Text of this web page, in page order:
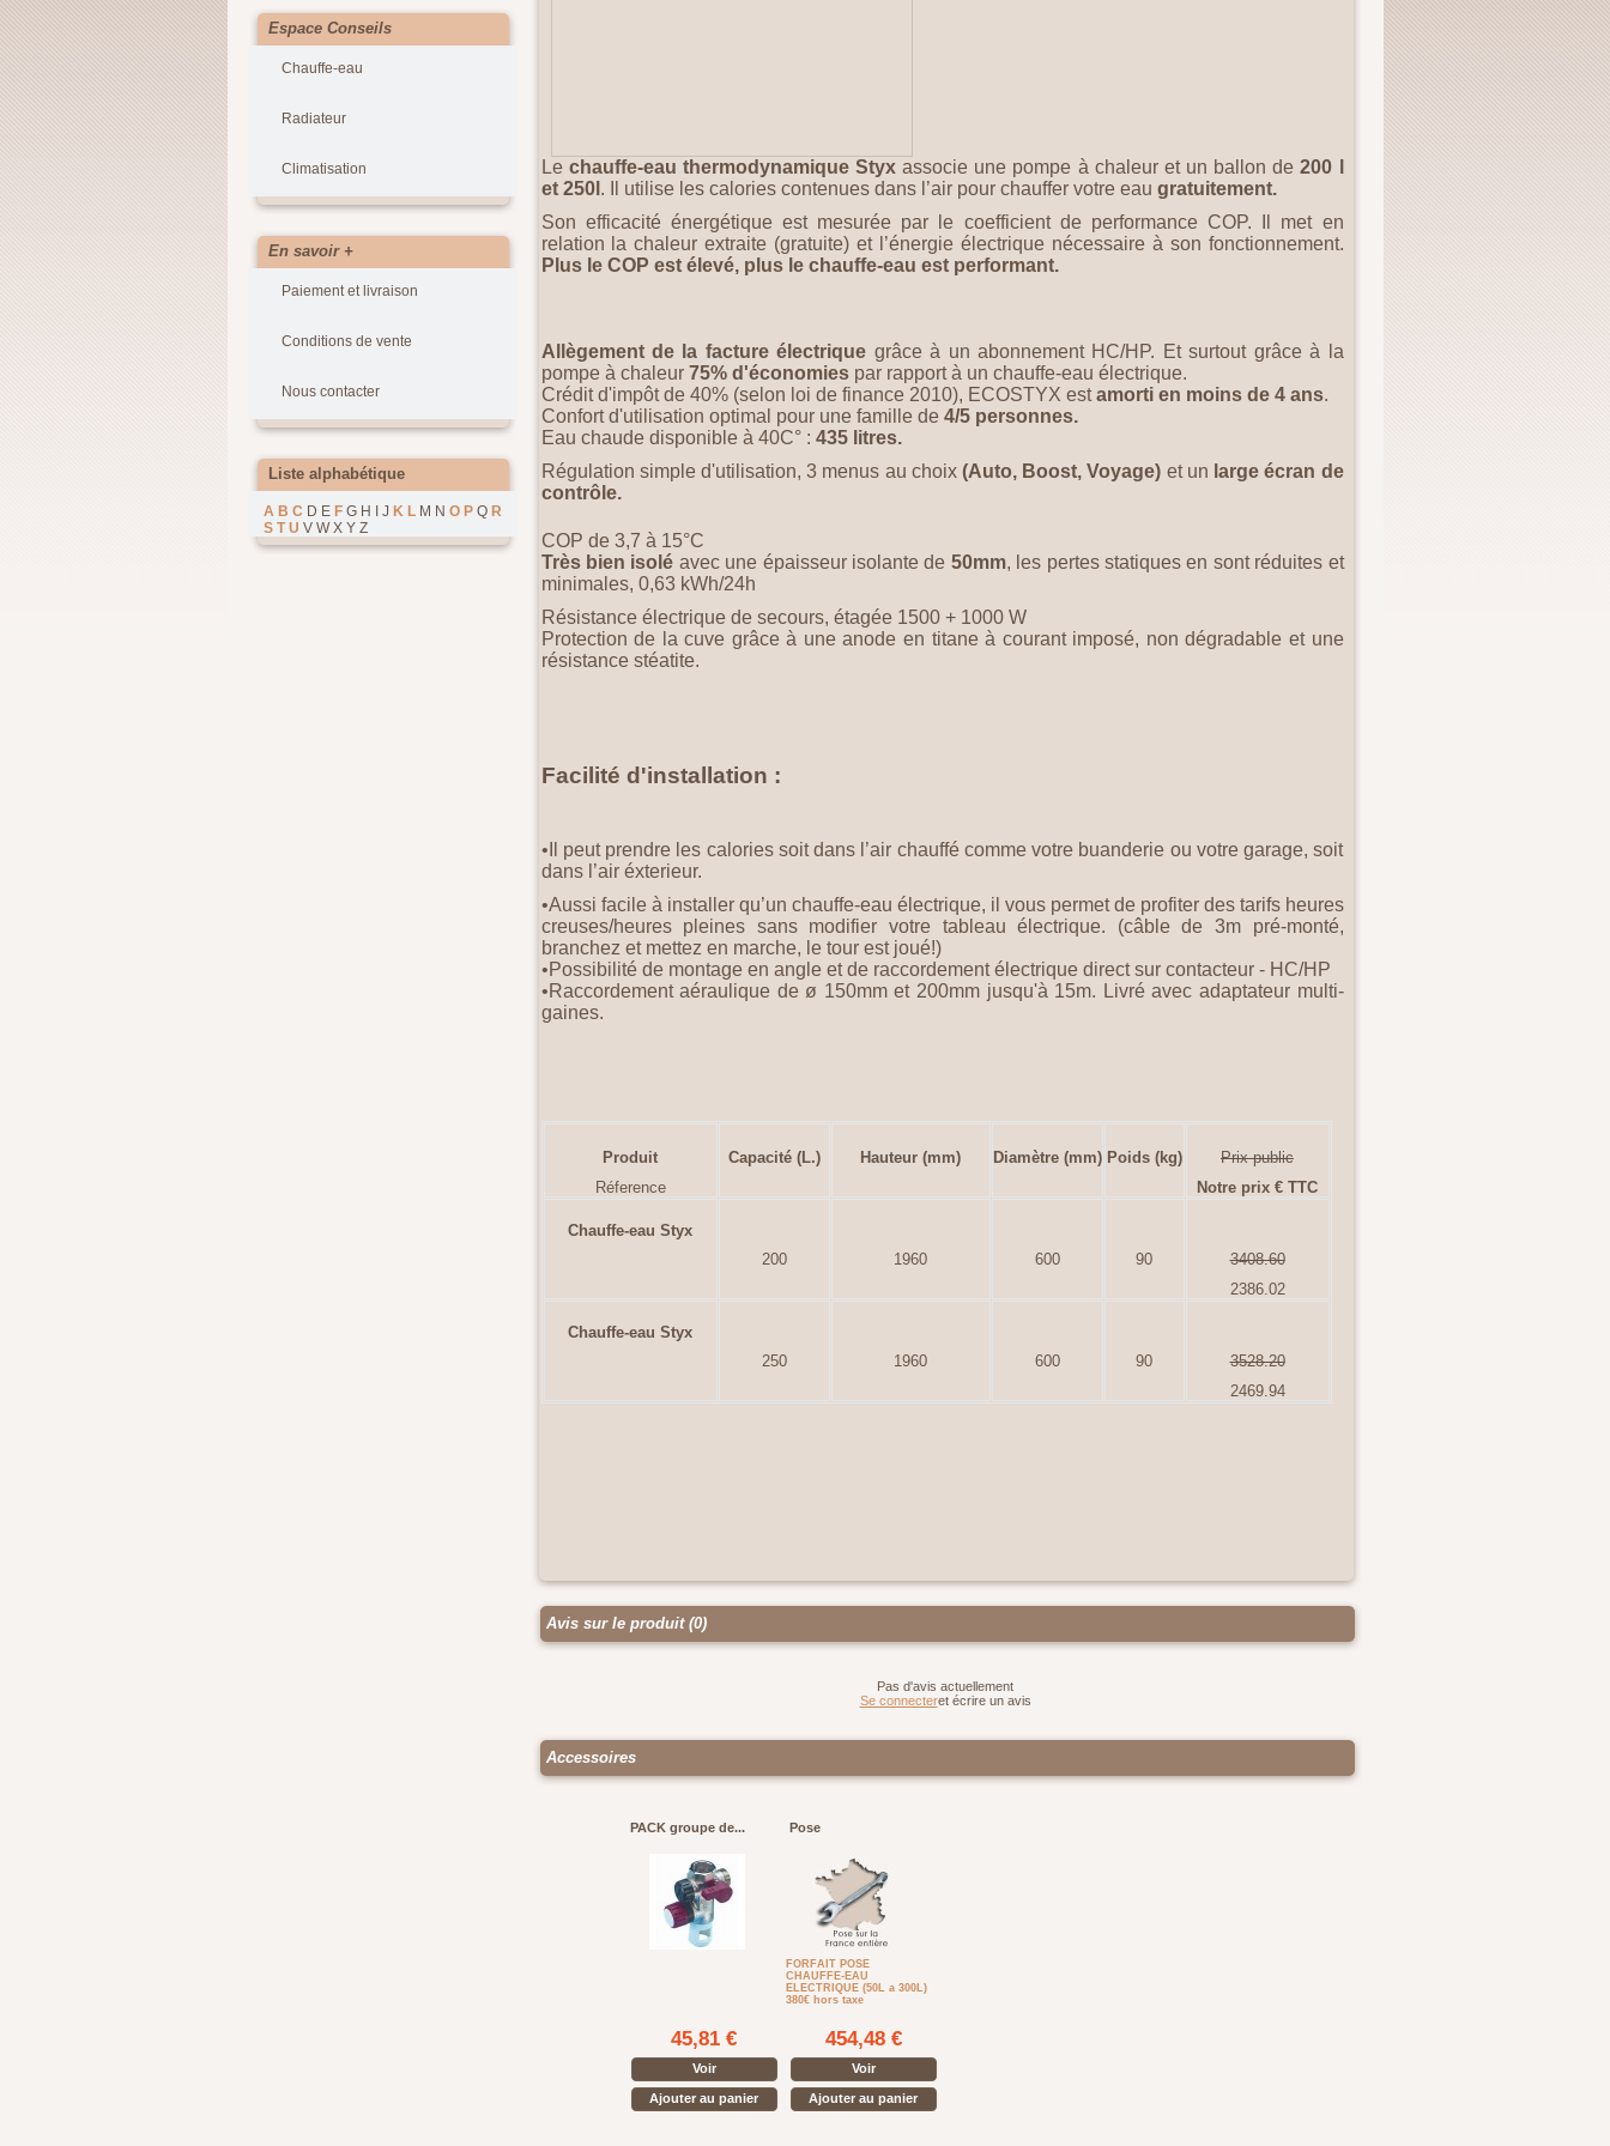
Espace Conseils
Chauffe-eau
Radiateur
Climatisation
En savoir +
Paiement et livraison
Conditions de vente
Nous contacter
Liste alphabétique
A B C D E FG H I J K LM N O PQ R
S T U V W X Y Z
Le chauffe-eau thermodynamique Styxassocie une pompe à chaleur et un ballon de200 l
et 250l . Il utilise les calories contenues dans l’air pour chauffer votre eau gratuitement.
Son efficacité énergétique est mesurée par le coefficient de performance COP. Il met en
relation la chaleur extraite (gratuite) et l’énergie électrique nécessaire à son fonctionnement.
Plus le COP est élevé, plus le chauffe-eau est performant.
Allègement de la facture électrique grâce à un abonnement HC/HP. Et surtout grâce à la
pompe à chaleur 75% d'économies par rapport à un chauffe-eau électrique.
Crédit d'impôt de 40% (selon loi de finance 2010), ECOSTYX estamorti en moins de 4 ans.
Confort d'utilisation optimal pour une famille de 4/5 personnes.
Eau chaude disponible à 40C° : 435 litres.
Régulation simple d'utilisation, 3 menus au choix (Auto, Boost, Voyage) et un large écran de
contrôle.
COP de 3,7 à 15°C
Très bien isolé avec une épaisseur isolante de 50mm, les pertes statiques en sont réduites et
minimales, 0,63 kWh/24h
Résistance électrique de secours, étagée 1500 + 1000 W
Protection de la cuve grâce à une anode en titane à courant imposé, non dégradable et une
résistance stéatite.
Facilité d'installation :
•Il peut prendre les calories soit dans l’air chauffé comme votre buanderie ou votre garage, soit
dans l’air éxterieur.
•Aussi facile à installer qu’un chauffe-eau électrique, il vous permet de profiter des tarifs heures
creuses/heures pleines sans modifier votre tableau électrique. (câble de 3m pré-monté,
branchez et mettez en marche, le tour est joué!)
•Possibilité de montage en angle et de raccordement électrique direct sur contacteur - HC/HP
•Raccordement aéraulique de ø 150mm et 200mm jusqu'à 15m. Livré avec adaptateur multi-
gaines.
Produit
Réference
Capacité (L.) Hauteur (mm) Diamètre (mm) Poids (kg)
Prix public
Notre prix € TTC
Chauffe-eau Styx
200
1960 600 90
3408.60
2386.02
Chauffe-eau Styx
250
1960 600 90
3528.20
2469.94
Avis sur le produit (0)
Pas d'avis actuellement
Se connecteret écrire un avis
Accessoires
PACK groupe de...
45,81 €
Voir
Ajouter au panier
Pose
FORFAIT POSE
CHAUFFE-EAU
ELECTRIQUE (50L a 300L)
380€ hors taxe
454,48 €
Voir
Ajouter au panier